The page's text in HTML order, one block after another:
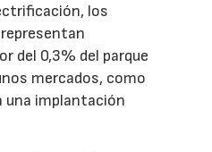
los
del 0,3% del parque
mercados, como
una implantación